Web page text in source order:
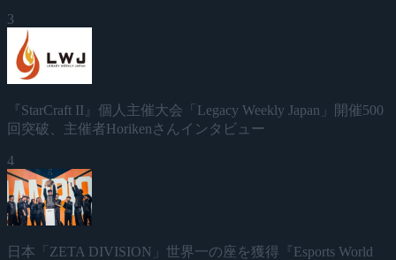
3
『StarCraft II』個人主催大会「Legacy Weekly Japan」開催500
回突破、主催者Horikenさんインタビュー
4
日本「ZETA DIVISION」世界一の座を獲得『Esports World